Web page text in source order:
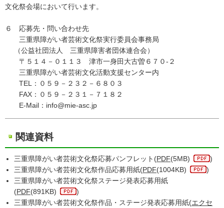
文化祭会場において行います。
６ 応募先・問い合わせ先
三重県障がい者芸術文化祭実行委員会事務局
（公益社団法人 三重県障害者団体連合会）
〒５１４－０１１３ 津市一身田大古曽６７０-２
三重県障がい者芸術文化活動支援センター内
TEL：０５９－２３２－６８０３
FAX：０５９－２３１－７１８２
E-Mail：info@mie-asc.jp
関連資料
三重県障がい者芸術文化祭応募パンフレット(PDF(5MB)
)
三重県障がい者芸術文化祭作品応募用紙(PDF(1004KB)
)
三重県障がい者芸術文化祭ステージ発表応募用紙
(PDF(891KB)
)
三重県障がい者芸術文化祭作品・ステージ発表応募用紙(エクセ